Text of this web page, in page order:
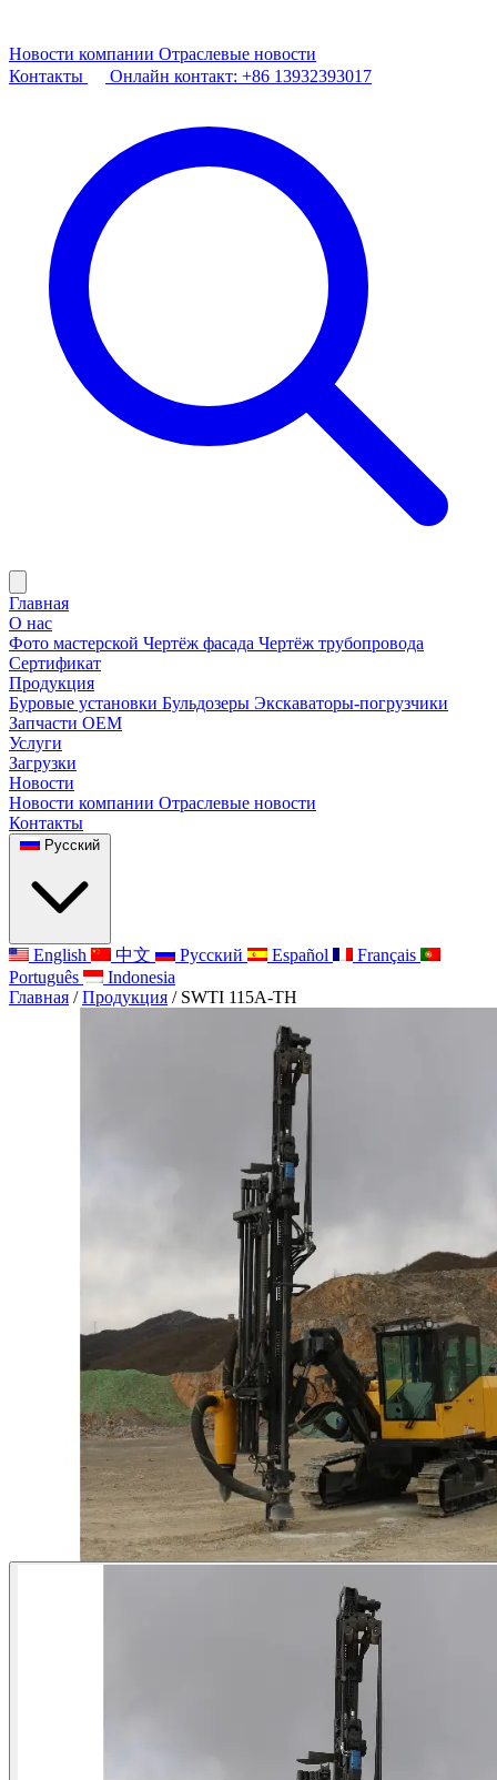
Новости компании Отраслевые новости
Контакты
Онлайн контакт: +86 13932393017
Главная
О нас
Фото мастерской Чертёж фасада Чертёж трубопровода
Сертификат
Продукция
Буровые установки Бульдозеры Экскаваторы-погрузчики
Запчасти OEM
Услуги
Загрузки
Новости
Новости компании Отраслевые новости
Контакты
Русский
English 中文 Русский Español
Français
Português
Indonesia
Главная / Продукция / SWTI 115A-TH